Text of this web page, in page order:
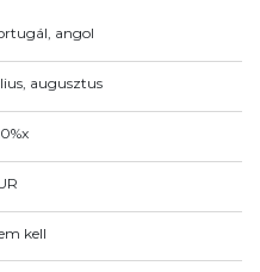
angol
augusztus
kell